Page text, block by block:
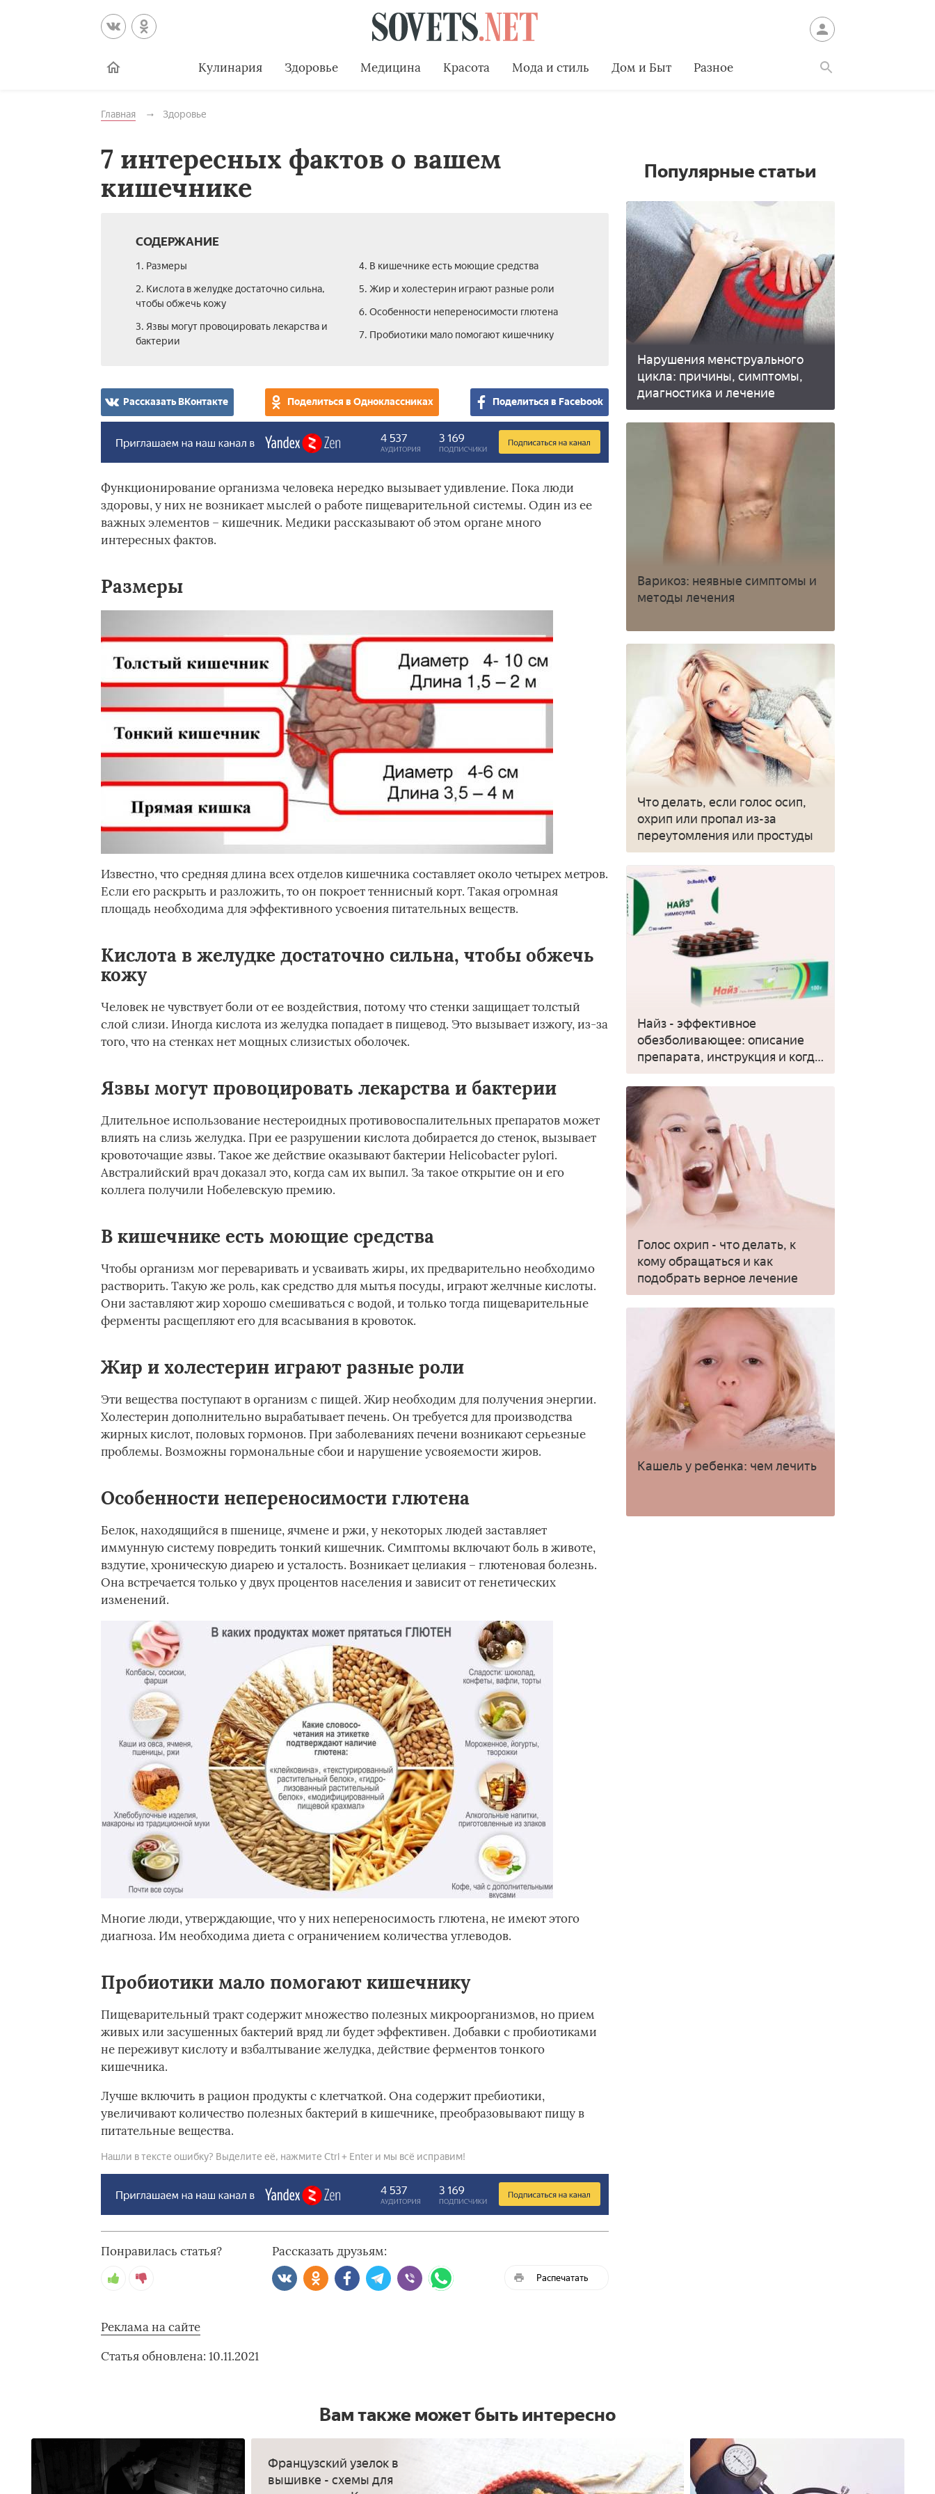
Кулинария Здоровье Медицина Красота Мода и стиль Дом и Быт Разное
Главная Здоровье
7 интересных фактов о вашем
кишечнике
СОДЕРЖАНИЕ
1. Размеры
2. Кислота в желудке достаточно сильна,
чтобы обжечь кожу
3. Язвы могут провоцировать лекарства и
бактерии
4. В кишечнике есть моющие средства
5. Жир и холестерин играют разные роли
6. Особенности непереносимости глютена
7. Пробиотики мало помогают кишечнику
Рассказать ВКонтакте Поделиться в Одноклассниках Поделиться в Facebook
Функционирование организма человека нередко вызывает удивление. Пока люди
здоровы, у них не возникает мыслей о работе пищеварительной системы. Один из ее
важных элементов – кишечник. Медики рассказывают об этом органе много
интересных фактов.
Размеры
Известно, что средняя длина всех отделов кишечника составляет около четырех метров.
Если его раскрыть и разложить, то он покроет теннисный корт. Такая огромная
площадь необходима для эффективного усвоения питательных веществ.
Кислота в желудке достаточно сильна, чтобы обжечь
кожу
Человек не чувствует боли от ее воздействия, потому что стенки защищает толстый
слой слизи. Иногда кислота из желудка попадает в пищевод. Это вызывает изжогу, из-за
того, что на стенках нет мощных слизистых оболочек.
Язвы могут провоцировать лекарства и бактерии
Длительное использование нестероидных противовоспалительных препаратов может
влиять на слизь желудка. При ее разрушении кислота добирается до стенок, вызывает
кровоточащие язвы. Такое же действие оказывают бактерии Helicobacter pylori.
Австралийский врач доказал это, когда сам их выпил. За такое открытие он и его
коллега получили Нобелевскую премию.
В кишечнике есть моющие средства
Чтобы организм мог переваривать и усваивать жиры, их предварительно необходимо
растворить. Такую же роль, как средство для мытья посуды, играют желчные кислоты.
Они заставляют жир хорошо смешиваться с водой, и только тогда пищеварительные
ферменты расщепляют его для всасывания в кровоток.
Жир и холестерин играют разные роли
Эти вещества поступают в организм с пищей. Жир необходим для получения энергии.
Холестерин дополнительно вырабатывает печень. Он требуется для производства
жирных кислот, половых гормонов. При заболеваниях печени возникают серьезные
проблемы. Возможны гормональные сбои и нарушение усвояемости жиров.
Особенности непереносимости глютена
Белок, находящийся в пшенице, ячмене и ржи, у некоторых людей заставляет
иммунную систему повредить тонкий кишечник. Симптомы включают боль в животе,
вздутие, хроническую диарею и усталость. Возникает целиакия – глютеновая болезнь.
Она встречается только у двух процентов населения и зависит от генетических
изменений.
Многие люди, утверждающие, что у них непереносимость глютена, не имеют этого
диагноза. Им необходима диета с ограничением количества углеводов.
Пробиотики мало помогают кишечнику
Пищеварительный тракт содержит множество полезных микроорганизмов, но прием
живых или засушенных бактерий вряд ли будет эффективен. Добавки с пробиотиками
не переживут кислоту и взбалтывание желудка, действие ферментов тонкого
кишечника.
Лучше включить в рацион продукты с клетчаткой. Она содержит пребиотики,
увеличивают количество полезных бактерий в кишечнике, преобразовывают пищу в
питательные вещества.
Нашли в тексте ошибку? Выделите её, нажмите Ctrl + Enter и мы всё исправим!
Понравилась статья? Рассказать друзьям:
Распечатать
Реклама на сайте
Статья обновлена: 10.11.2021
Популярные статьи
Нарушения менструального
цикла: причины, симптомы,
диагностика и лечение
Варикоз: неявные симптомы и
методы лечения
Что делать, если голос осип,
охрип или пропал из-за
переутомления или простуды
Найз - эффективное
обезболивающее: описание
препарата, инструкция и когда
применять
Голос охрип - что делать, к
кому обращаться и как
подобрать верное лечение
Кашель у ребенка: чем лечить
Вам также может быть интересно
Французский узелок в
вышивке - схемы для